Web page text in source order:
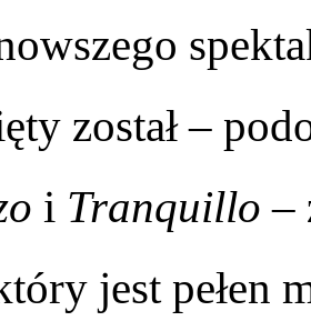
został –
i Tranquillo –
jest pełen